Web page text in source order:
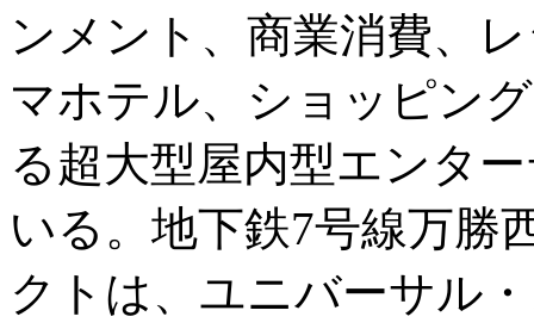
ンメント、商業消費、
マホテル、ショッピン
る超大型屋内型エンタ
いる。地下鉄7号線万勝
クトは、ユニバーサル